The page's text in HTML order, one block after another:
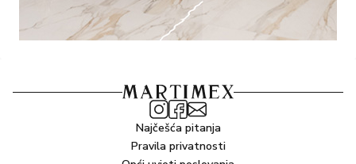
Najčešća pitanja
Pravila privatnosti